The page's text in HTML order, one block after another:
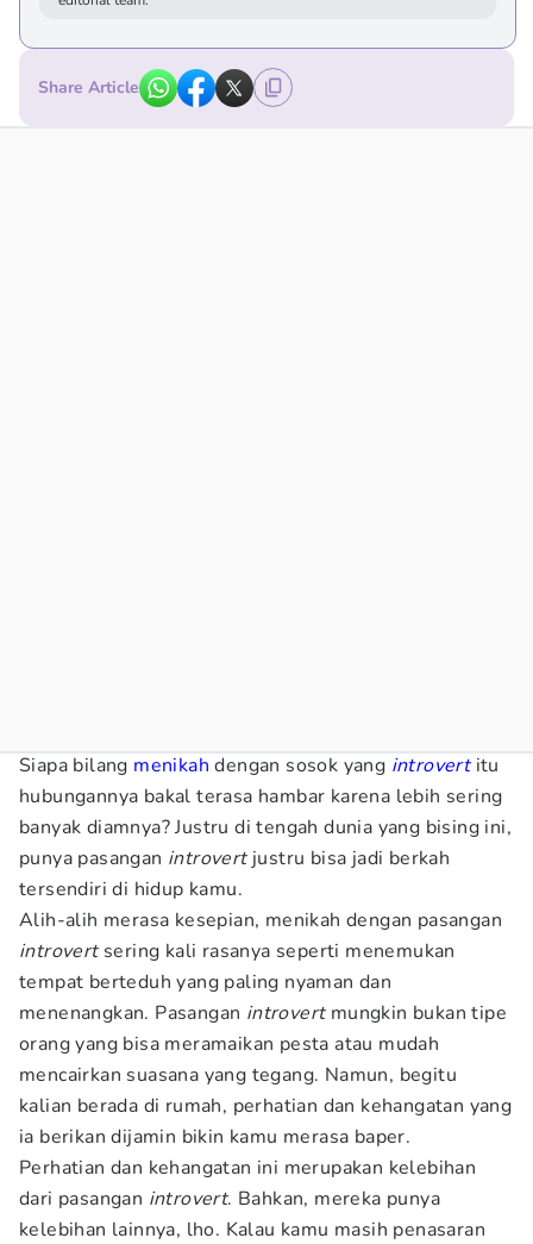
Share Article
Siapa bilang menikah dengan sosok yang introvertitu
hubungannya bakal terasa hambar karena lebih sering
banyak diamnya? Justru di tengah dunia yang bising ini,
punya pasangan introvertjustru bisa jadi berkah
tersendiri di hidup kamu.
Alih-alih merasa kesepian, menikah dengan pasangan
introvertsering kali rasanya seperti menemukan
tempat berteduh yang paling nyaman dan
menenangkan. Pasangan introvertmungkin bukan tipe
orang yang bisa meramaikan pesta atau mudah
mencairkan suasana yang tegang. Namun, begitu
kalian berada di rumah, perhatian dan kehangatan yang
ia berikan dijamin bikin kamu merasa baper.
Perhatian dan kehangatan ini merupakan kelebihan
dari pasangan introvert. Bahkan, mereka punya
kelebihan lainnya, lho. Kalau kamu masih penasaran